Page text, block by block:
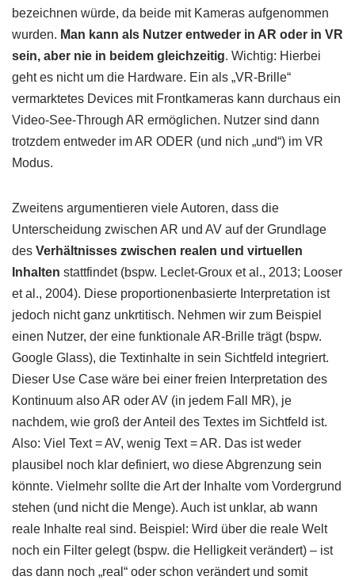
bezeichnen würde, da beide mit Kameras aufgenommen
wurden. Man kann als Nutzer entweder in AR oder in VR
sein, aber nie in beidem gleichzeitig. Wichtig: Hierbei
geht es nicht um die Hardware. Ein als „VR-Brille“
vermarktetes Devices mit Frontkameras kann durchaus ein
Video-See-Through AR ermöglichen. Nutzer sind dann
trotzdem entweder im AR ODER (und nich „und“) im VR
Modus.
Zweitens argumentieren viele Autoren, dass die
Unterscheidung zwischen AR und AV auf der Grundlage
des Verhältnisses zwischen realen und virtuellen
Inhalten stattfindet (bspw. Leclet-Groux et al., 2013; Looser
et al., 2004). Diese proportionenbasierte Interpretation ist
jedoch nicht ganz unkrtitisch. Nehmen wir zum Beispiel
einen Nutzer, der eine funktionale AR-Brille trägt (bspw.
Google Glass), die Textinhalte in sein Sichtfeld integriert.
Dieser Use Case wäre bei einer freien Interpretation des
Kontinuum also AR oder AV (in jedem Fall MR), je
nachdem, wie groß der Anteil des Textes im Sichtfeld ist.
Also: Viel Text = AV, wenig Text = AR. Das ist weder
plausibel noch klar definiert, wo diese Abgrenzung sein
könnte. Vielmehr sollte die Art der Inhalte vom Vordergrund
stehen (und nicht die Menge). Auch ist unklar, ab wann
reale Inhalte real sind. Beispiel: Wird über die reale Welt
noch ein Filter gelegt (bspw. die Helligkeit verändert) – ist
das dann noch „real“ oder schon verändert und somit